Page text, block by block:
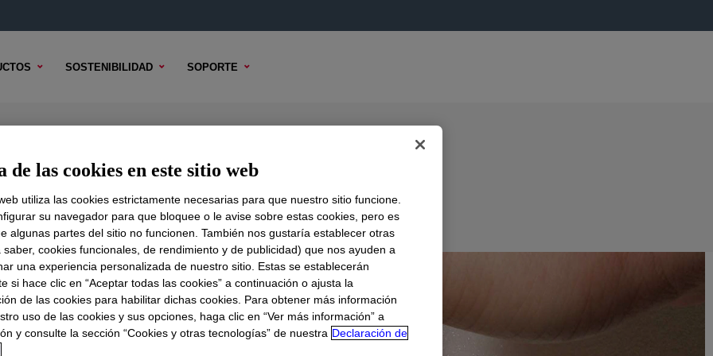
SOSTENIBILIDAD SOPORTE
TÉCNICO OPCIONES DE MUESTRA OPCIONES DE COMPRA
de las cookies en este sitio web
utiliza las cookies estrictamente necesarias para que nuestro sitio funcione.
su navegador para que bloquee o le avise sobre estas cookies, pero es
algunas partes del sitio no funcionen. También nos gustaría establecer otras
saber, cookies funcionales, de rendimiento y de publicidad) que nos ayuden a
una experiencia personalizada de nuestro sitio. Estas se establecerán
si hace clic en “Aceptar todas las cookies” a continuación o ajusta la
de las cookies para habilitar dichas cookies. Para obtener más información
uso de las cookies y sus opciones, haga clic en “Ver más información” a
y consulte la sección “Cookies y otras tecnologías” de nuestra Declaración de